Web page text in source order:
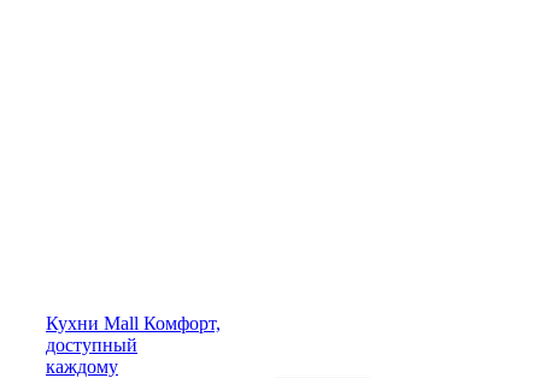
Кухни Mall Комфорт,
доступный
каждому